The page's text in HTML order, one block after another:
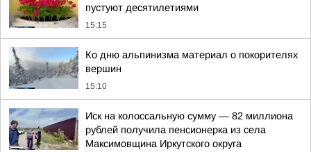
пустуют десятилетиями
15:15
Ко дню альпинизма материал о покорителях
вершин
15:10
Иск на колоссальную сумму — 82 миллиона
рублей получила пенсионерка из села
Максимовщина Иркутского округа